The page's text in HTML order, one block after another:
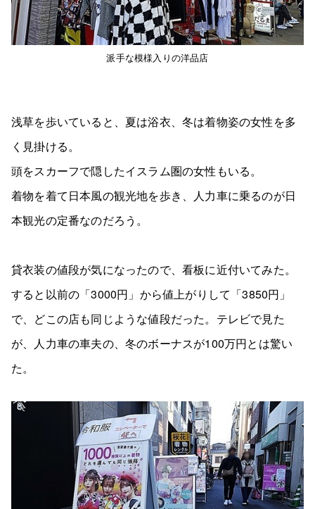
派手な模様入りの洋品店
浅草を歩いていると、夏は浴衣、冬は着物姿の女性を多
く見掛ける。
頭をスカーフで隠したイスラム圏の女性もいる。
着物を着て日本風の観光地を歩き、人力車に乗るのが日
本観光の定番なのだろう。
貸衣装の値段が気になったので、看板に近付いてみた。
すると以前の「3000円」から値上がりして「3850円」
で、どこの店も同じような値段だった。テレビで見た
が、人力車の車夫の、冬のボーナスが100万円とは驚い
た。